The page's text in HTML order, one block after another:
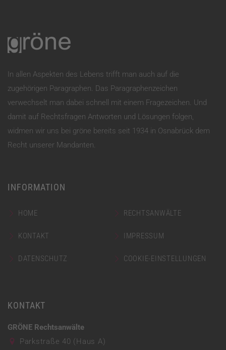
In allen Aspekten des Lebens trifft man auch auf die
zugehörigen Paragraphen. Das Paragraphenzeichen
verwechselt man dabei schnell mit einem Fragezeichen. Und
damit auf Rechtsfragen Antworten und Lösungen folgen,
widmen wir uns bei gröne bereits seit 1934 in Osnabrück dem
Recht unserer Mandanten.
INFORMATION
HOME RECHTSANWÄLTE
KONTAKT IMPRESSUM
DATENSCHUTZ COOKIE-EINSTELLUNGEN
KONTAKT
GRÖNE Rechtsanwälte
Parkstraße 40 (Haus A)